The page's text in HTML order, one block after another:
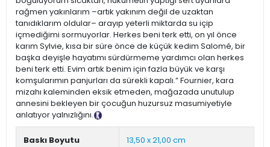
rağmen yakınlarım –artık yakınım değil de uzaktan
tanıdıklarım oldular– arayıp yeterli miktarda su içip
içmediğimi sormuyorlar. Herkes beni terk etti, on yıl önce
karım Sylvie, kısa bir süre önce de küçük kedim Salomé, bir
başka deyişle hayatımı sürdürmeme yardımcı olan herkes
beni terk etti. Evim artık benim için fazla büyük ve karşı
komşularımın panjurları da sürekli kapalı.” Fournier, kara
mizahı kaleminden eksik etmeden, mağazada unutulup
annesini bekleyen bir çocuğun huzursuz masumiyetiyle
anlatıyor yalnızlığını.
Baskı Boyutu 13,50 x 21,00 cm